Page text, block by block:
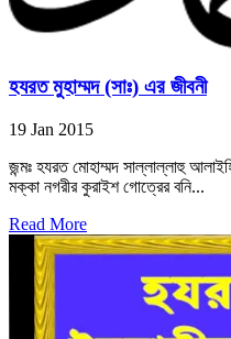
হযরত মুহাম্মদ (সাঃ) এর জীবনী
19 Jan 2015
জন্মঃ হযরত মোহাম্মদ সাল্লাল্লাহু
মক্কা নগরীর কুরাইশ গোত্রের বনি...
Read More